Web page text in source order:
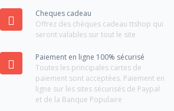
Cheques cadeau
Offrez des chèques cadeau ttshop qui
seront valables sur tout le site
Paiement en ligne 100% sécurisé
Toutes les principales cartes de
paiement sont acceptées. Paiement en
ligne sur les sites sécurisés de Paypal
et de la Banque Populaire